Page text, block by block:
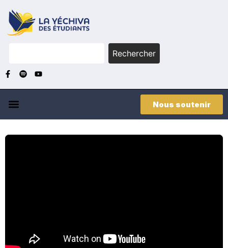
Rechercher
Nous soutenir